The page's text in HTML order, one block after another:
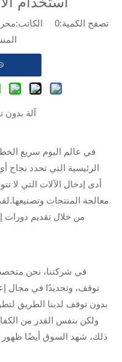
تصفح الكمية:0
آلة
في عالم اليوم سريع
الرئيسية التي تحدد نجاح
أدى إدخال الآلات التي لا
معالجة المنتجات
من خلال تقديم دورات
في شركتنا، نحن
توقف، وتحديدًا في مجال
بدون توقف لدينا الطريق
ولكن بنفس القدر من
ذلك، شهد السوق أيضًا ظهور